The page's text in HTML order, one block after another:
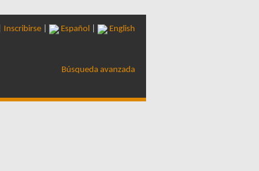
Inscribirse Español English
Búsqueda avanzada